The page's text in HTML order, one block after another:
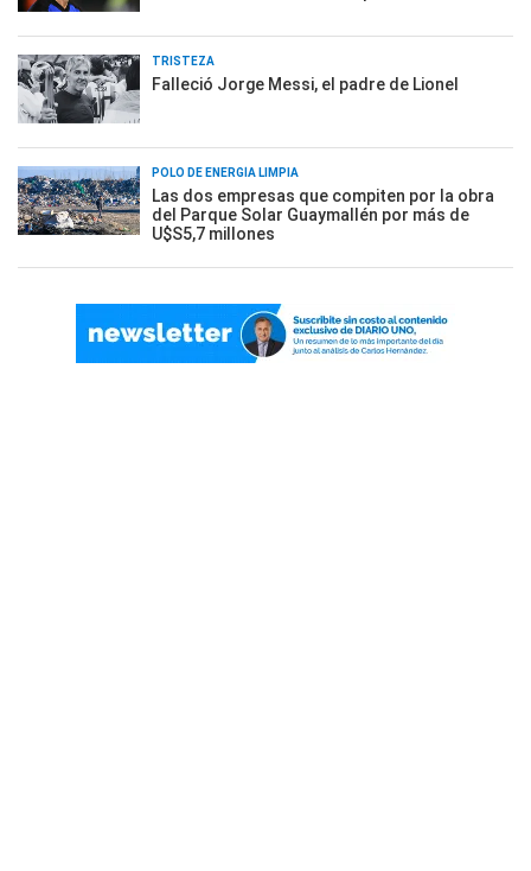
TRISTEZA
Falleció Jorge Messi, el padre de Lionel
POLO DE ENERGÍA LIMPIA
Las dos empresas que compiten por la obra
del Parque Solar Guaymallén por más de
U$S5,7 millones